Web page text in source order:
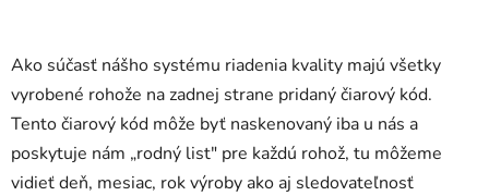
Ako súčasť nášho systému riadenia kvality majú všetky
vyrobené rohože na zadnej strane pridaný čiarový kód.
Tento čiarový kód môže byť naskenovaný iba u nás a
poskytuje nám „rodný list" pre každú rohož, tu môžeme
vidieť deň, mesiac, rok výroby ako aj sledovateľnosť